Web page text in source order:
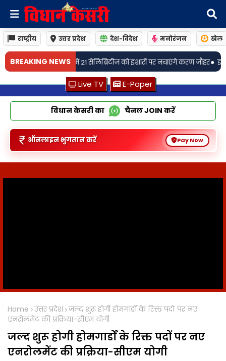
राष्ट्रीय उत्तर प्रदेश देश-विदेश मनोरंजन खेल
BREAKING NEWS
को इशारों पर नचाएंगे करण जौहर• इस स्वतंत्रता दिवस, देखिये देशभक्ति,
Live TV E-Paper
विधान केसरी का चैनलJOIN करें
ऑनलाइन भुगतान करें Pay Now
Home उत्तर प्रदेश जल्द शुरू होगी होमगार्डों के रिक्त पदों पर नए
एनरोलमेंट की प्रक्रिया-सीएम योगी
जल्द शुरू होगी होमगार्डों के रिक्त पदों पर नए
एनरोलमेंट की प्रक्रिया-सीएम योगी